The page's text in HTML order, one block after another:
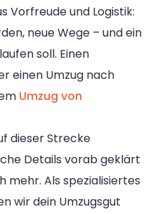
Vorfreude und Logistik:
neue Wege – und ein
soll. Einen
einen Umzug nach
Umzug von
dieser Strecke
Details vorab geklärt
mehr. Als spezialisiertes
wir dein Umzugsgut